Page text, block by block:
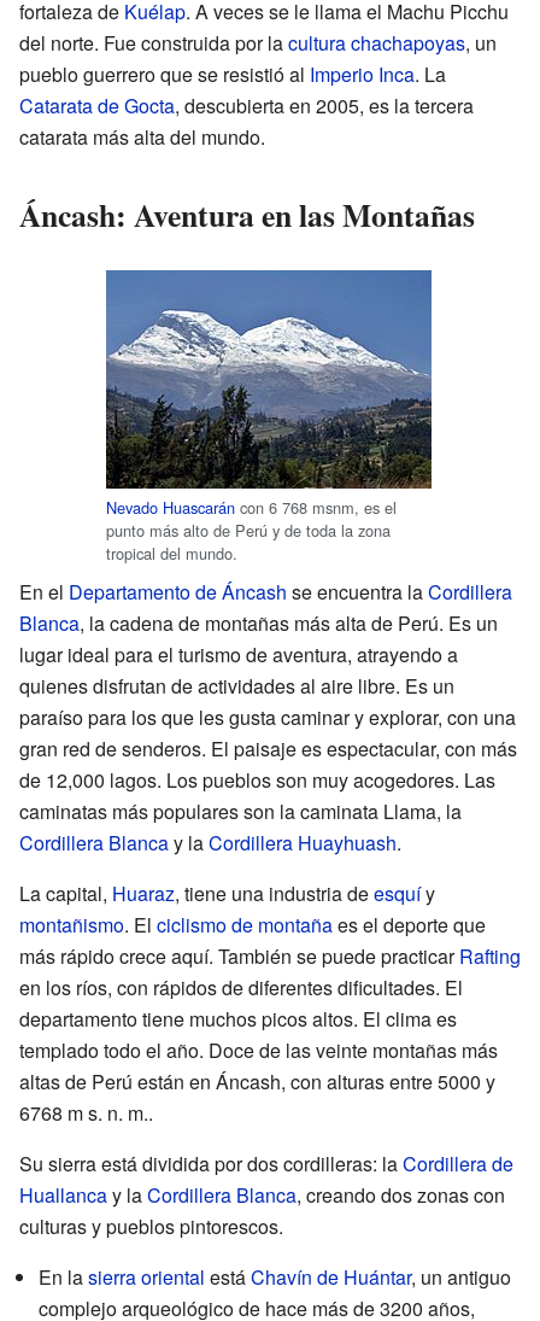
fortaleza de Kuélap. A veces se le llama el Machu Picchu
del norte. Fue construida por lacultura chachapoyas, un
pueblo guerrero que se resistió al Imperio Inca. La
Catarata de Gocta, descubierta en 2005, es la tercera
catarata más alta del mundo.
Áncash: Aventura en las Montañas
Nevado Huascarán con 6 768 msnm, es el
punto más alto de Perú y de toda la zona
tropical del mundo.
En el Departamento de Áncash se encuentra laCordillera
Blanca, la cadena de montañas más alta de Perú. Es un
lugar ideal para el turismo de aventura, atrayendo a
quienes disfrutan de actividades al aire libre. Es un
paraíso para los que les gusta caminar y explorar, con una
gran red de senderos. El paisaje es espectacular, con más
de 12,000 lagos. Los pueblos son muy acogedores. Las
caminatas más populares son la caminata Llama, la
Cordillera Blancay laCordillera Huayhuash.
La capital, Huaraz, tiene una industria deesquíy
montañismo. El ciclismo de montañaes el deporte que
más rápido crece aquí. También se puede practicarRafting
en los ríos, con rápidos de diferentes dificultades. El
departamento tiene muchos picos altos. El clima es
templado todo el año. Doce de las veinte montañas más
altas de Perú están en Áncash, con alturas entre 5000 y
6768 m s. n. m..
Su sierra está dividida por dos cordilleras: laCordillera de
Huallancay laCordillera Blanca, creando dos zonas con
culturas y pueblos pintorescos.
En lasierra oriental estáChavín de Huántar, un antiguo
complejo arqueológico de hace más de 3200 años,